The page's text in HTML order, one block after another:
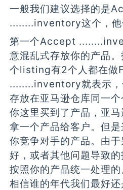
一般我们建议选择的是
........inventory这个，他
第一个Accept
意混乱式存放你的产品
个listing有2个人都在做
........inventory就表示，
存放在亚马逊仓库同一
你这里买到了产品，亚
拿一个产品给客户。但
你竞争对手的产品。由
好，或者其他问题导致
按照你的产品统一处理
相信谁的年代我们最好